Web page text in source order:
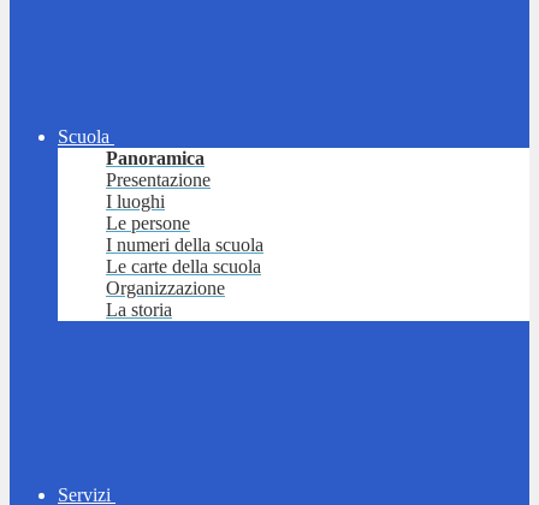
Scuola
Panoramica
Presentazione
I luoghi
Le persone
I numeri della scuola
Le carte della scuola
Organizzazione
La storia
Servizi